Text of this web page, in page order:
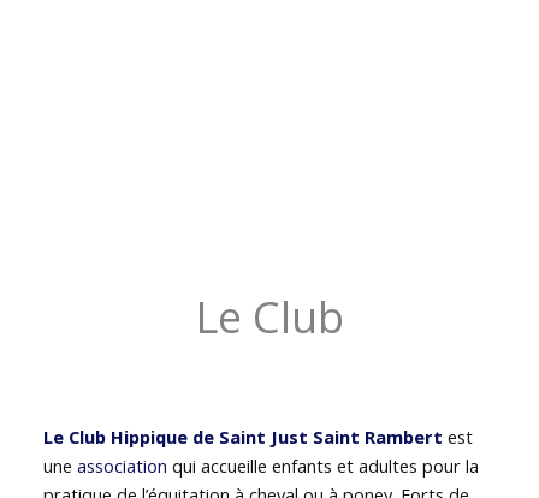
Le Club
Le Club Hippique de Saint Just Saint Rambert est
uneassociation qui accueille enfants et adultes pour la